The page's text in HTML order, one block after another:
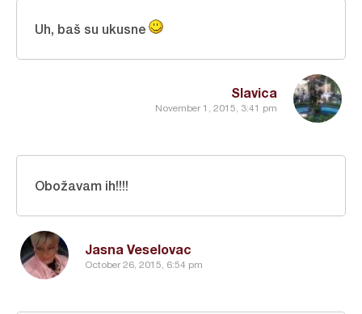
Slavica
November 1, 2015, 3:41 pm
Uh, baš su ukusne
Jasna Veselovac
October 26, 2015, 6:54 pm
Obožavam ih!!!!